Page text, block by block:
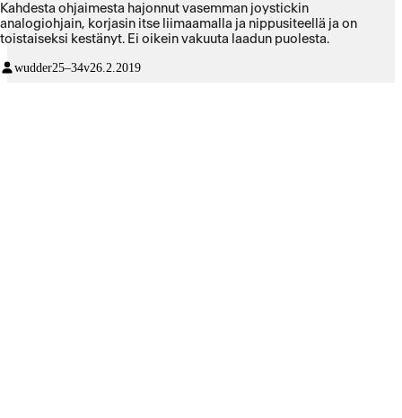
Kahdesta ohjaimesta hajonnut vasemman joystickin
analogiohjain, korjasin itse liimaamalla ja nippusiteellä ja on
toistaiseksi kestänyt. Ei oikein vakuuta laadun puolesta.
wudder25–34v26.2.2019